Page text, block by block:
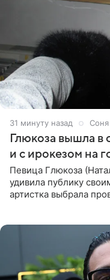
31 минуту назад
Глюкоза вышла в
и с ирокезом на
Певица Глюкоза
удивила публику
артистка выбрала